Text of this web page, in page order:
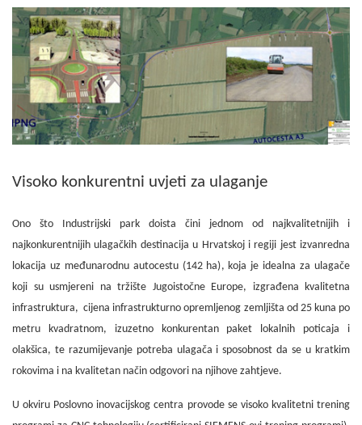
Visoko konkurentni uvjeti za ulaganje
Ono što Industrijski park doista čini jednom od najkvalitetnijih i
najkonkurentnijih ulagačkih destinacija u Hrvatskoj i regiji jest izvanredna
lokacija uz međunarodnu autocestu (142 ha), koja je idealna za ulagače
koji su usmjereni na tržište Jugoistočne Europe, izgrađena kvalitetna
infrastruktura, cijena infrastrukturno opremljenog zemljišta od 25 kuna po
metru kvadratnom, izuzetno konkurentan paket lokalnih poticaja i
olakšica, te razumijevanje potreba ulagača i sposobnost da se u kratkim
rokovima i na kvalitetan način odgovori na njihove zahtjeve.
U okviru Poslovno inovacijskog centra provode se visoko kvalitetni trening